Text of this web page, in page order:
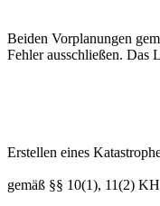
Beiden Vorplanungen
Fehler ausschließen. Das
Erstellen eines
gemäß §§ 10(1), 11(2)